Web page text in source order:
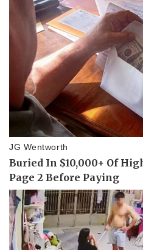
Pháp luật
Vụ án
Tin nóng
Tư vấn luật